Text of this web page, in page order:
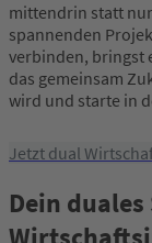
mittendrin statt
spannenden
verbinden, bringst
das gemeinsam
wird und starte in
Jetzt dual
Dein